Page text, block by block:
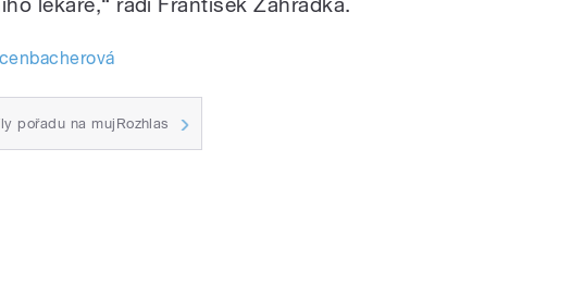
pořadu na mujRozhlas